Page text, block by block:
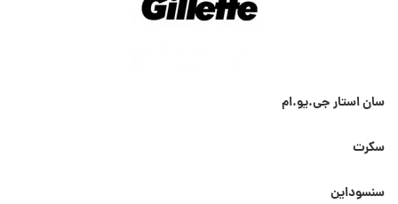
سان استار جی.یو.ام
سکرت
سنسوداین